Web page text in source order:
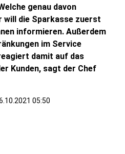
genau davon
die Sparkasse zuerst
informieren. Außerdem
im Service
damit auf das
Kunden, sagt der Chef
05:50